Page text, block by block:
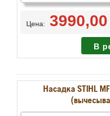
Цена:
Насадка STIHL